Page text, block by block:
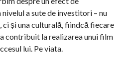
a sute de investitori – nu
și una culturală, fiindcă fiecare
contribuit la realizarea unui film
lui. Pe viata.